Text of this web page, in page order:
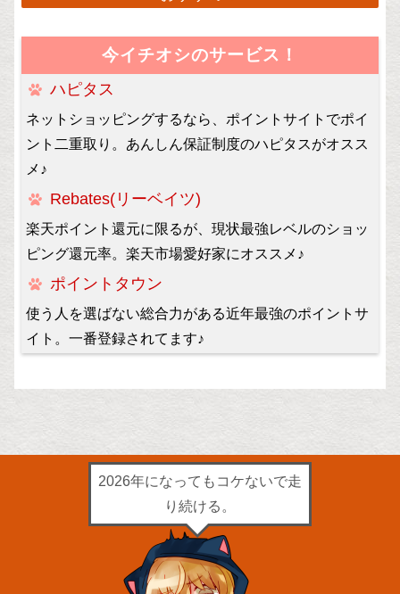
今イチオシのサービス！
ハピタス
ネットショッピングするなら、ポイントサイトでポイ
ント二重取り。あんしん保証制度のハピタスがオスス
メ♪
Rebates(リーベイツ)
楽天ポイント還元に限るが、現状最強レベルのショッ
ピング還元率。楽天市場愛好家にオススメ♪
ポイントタウン
使う人を選ばない総合力がある近年最強のポイントサ
イト。一番登録されてます♪
2026年になってもコケないで走
り続ける。